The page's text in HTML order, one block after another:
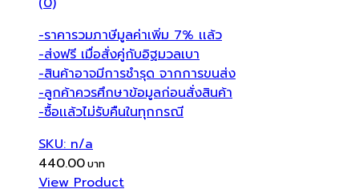
-ราคารวมภาษีมูลค่าเพิ่ม 7% เเล้ว
-ส่งฟรี เมื่อสั่งคู่กับอิฐมวลเบา
-สินค้าอาจมีการชำรุด จากการขนส่ง
-ลูกค้าควรศึกษาข้อมูลก่อนสั่งสินค้า
-ซื้อเเล้วไม่รับคืนในทุกกรณี
SKU: n/a
440.00
View Product